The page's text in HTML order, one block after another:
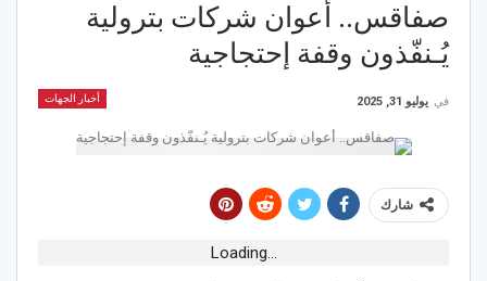
صفاقس.. أعوان شركات بترولية
يُـنفّذون وقفة إحتجاجية
أخبار الجهات في يوليو 31, 2025
شارك
Loading...